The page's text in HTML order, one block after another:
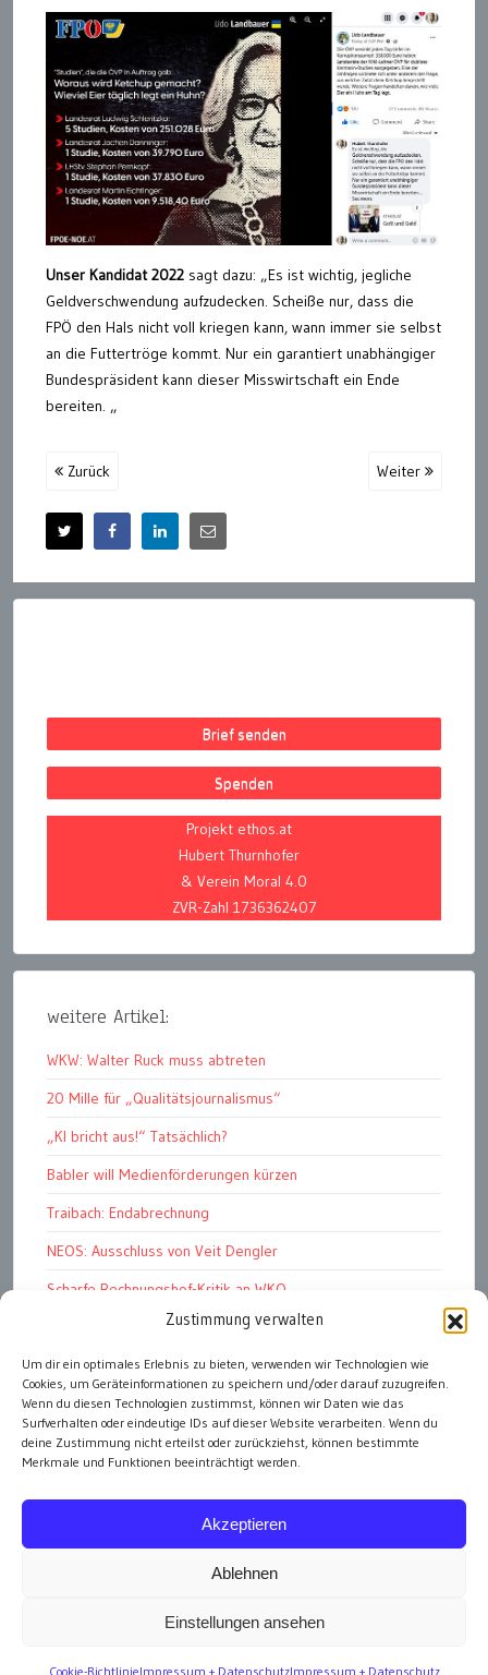
Zustimmung verwalten
Um dir ein optimales Erlebnis zu bieten, verwenden wir Technologien wie
Cookies, um Geräteinformationen zu speichern und/oder darauf zuzugreifen.
Wenn du diesen Technologien zustimmst, können wir Daten wie das
Surfverhalten oder eindeutige IDs auf dieser Website verarbeiten. Wenn du
deine Zustimmung nicht erteilst oder zurückziehst, können bestimmte
Merkmale und Funktionen beeinträchtigt werden.
Akzeptieren
Ablehnen
Einstellungen ansehen
Cookie-RichtlinieImpressum + DatenschutzImpressum + Datenschutz
Unser Kandidat 2022 sagt dazu: „Es ist wichtig, jegliche
Geldverschwendung aufzudecken. Scheiße nur, dass die
FPÖ den Hals nicht voll kriegen kann, wann immer sie selbst
an die Futtertröge kommt. Nur ein garantiert unabhängiger
Bundespräsident kann dieser Misswirtschaft ein Ende
bereiten. „
Zurück Weiter
Brief senden
Spenden
Projekt ethos.at
Hubert Thurnhofer
& Verein Moral 4.0
ZVR-Zahl 1736362407
weitere Artikel:
WKW: Walter Ruck muss abtreten
20 Mille für „Qualitätsjournalismus“
„KI bricht aus!“ Tatsächlich?
Babler will Medienförderungen kürzen
Traibach: Endabrechnung
NEOS: Ausschluss von Veit Dengler
Scharfe Rechnungshof-Kritik an WKO
Pelletspreise steigen massiv
Werbemüll: unüberbietbar
Graz Stadt der HerzensbrecherInnen
alle Artikel
Impressum